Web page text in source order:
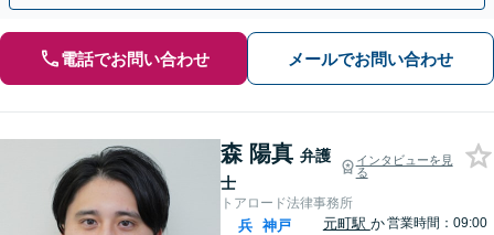
電話でお問い合わせ メールでお問い合わせ
森 陽真 弁護
士
インタビューを見
る
トアロード法律事務所
兵
神戸
元町駅 か営業時間：09:00